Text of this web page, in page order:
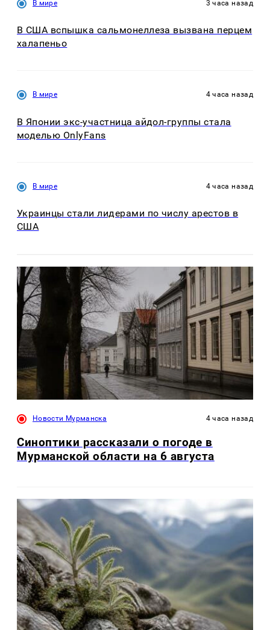
В мире 3 часа назад
В США вспышка сальмонеллеза вызвана перцем
халапеньо
В мире 4 часа назад
В Японии экс-участница айдол-группы стала
моделью OnlyFans
В мире 4 часа назад
Украинцы стали лидерами по числу арестов в
США
Новости Мурманска 4 часа назад
Синоптики рассказали о погоде в
Мурманской области на 6 августа